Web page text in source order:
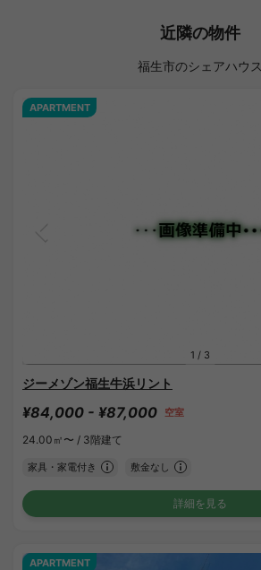
近隣の物件
福生市のシェアハウス
1 / 3
APARTMENT
ジーメゾン福生牛浜リント
¥84,000 - ¥87,000 空室
24.00㎡〜 / 3階建て
家具・家電付き 敷金なし
詳細を見る
APARTMENT